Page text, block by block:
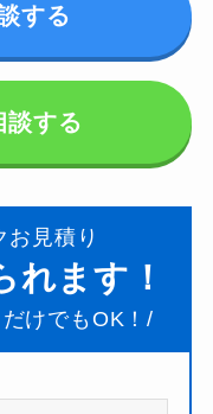
する
談する
お見積り
れます！
けでもOK！/